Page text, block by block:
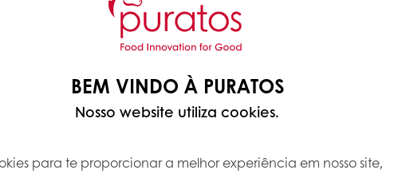
mesmo que várias datas sejam oferecidas a você
entrega, não hesite em entrar em contato com seu
houver mudanças, especialmente durante
BEM VINDO À PURATOS
Nosso website utiliza cookies.
para te proporcionar a melhor experiência em nosso site,
online disponível Promoções exclusivas Tenha